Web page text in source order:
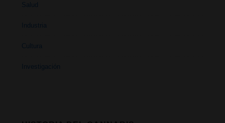
Salud
Industria
Cultura
Investigación